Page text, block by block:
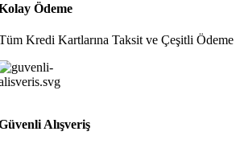
Ödeme
Kredi Kartlarına Taksit ve Çeşitli Ödeme
Alışveriş